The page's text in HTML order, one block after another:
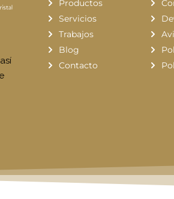
Productos
Servicios
Trabajos
Blog
Contacto